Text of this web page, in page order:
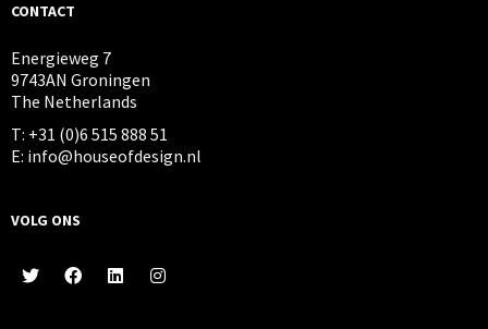
CONTACT
Energieweg 7
9743AN Groningen
The Netherlands
T: +31 (0)6 515 888 51
E: info@houseofdesign.nl
VOLG ONS